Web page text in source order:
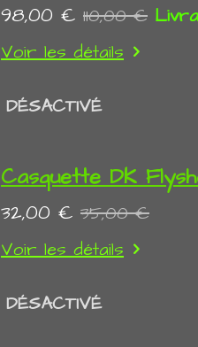
98,00 € 110,00 €
Voir les détails
DÉSACTIVÉ
Casquette DK
32,00 € 35,00 €
Voir les détails
DÉSACTIVÉ